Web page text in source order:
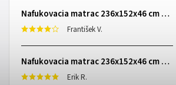
Nafukovacia matrac 236x152x46 cm so zabudovanou elektrickou pumpou INTEX 64448
František V.
Nafukovacia matrac 236x152x46 cm so zabudovanou elektrickou pumpou INTEX 64448
Erik R.